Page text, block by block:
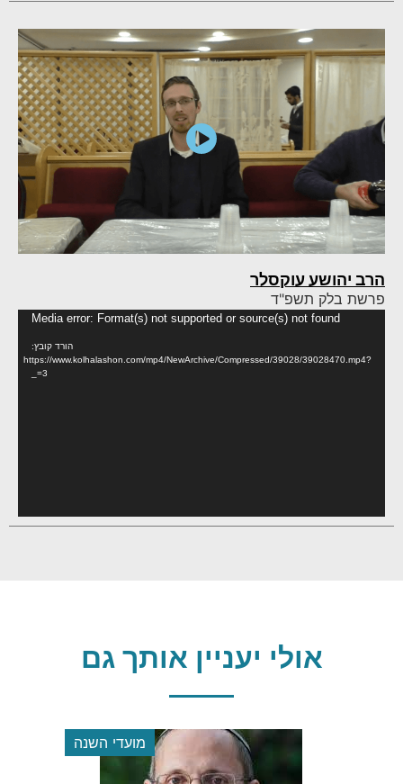
הרב יהושע עוקסלר
פרשת בלק תשפ"ד
Media error: Format(s) not supported or source(s) not found
הורד קובץ:
https://www.kolhalashon.com/mp4/NewArchive/Compressed/39028/39028470.mp4?
_=3
אולי יעניין אותך גם
מועדי השנה